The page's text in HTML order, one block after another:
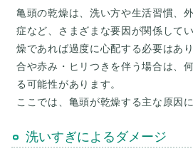
亀頭の乾燥は、洗い方や生活習慣、
症など、さまざまな要因が関係して
燥であれば過度に心配する必要はあ
合や赤み・ヒリつきを伴う場合は、
る可能性があります。
洗いすぎによるダメージ